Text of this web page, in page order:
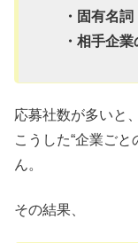
・固有名
・相手企
応募社数が多いと、
こうした“企業ご
ん。
その結果、